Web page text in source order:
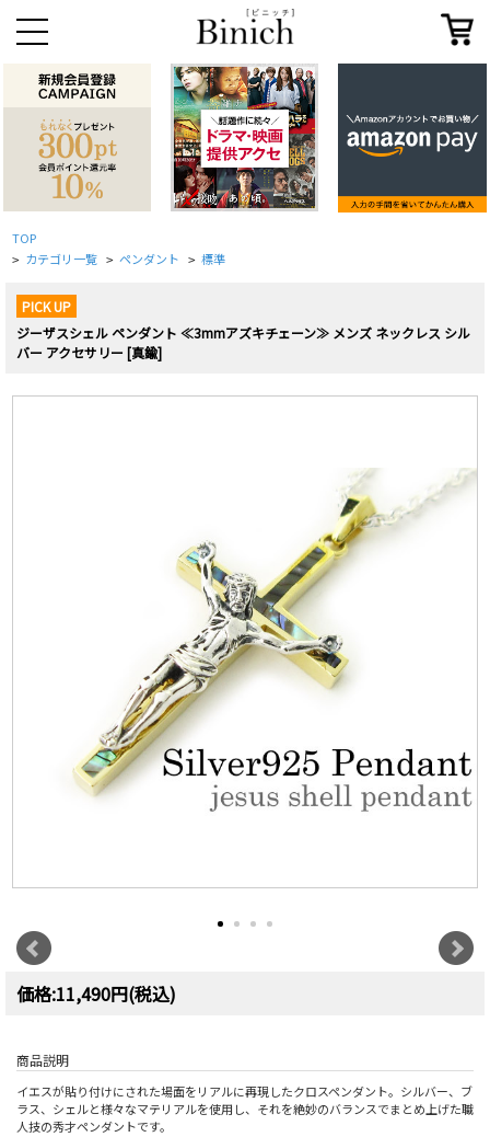
TOP
> カテゴリ一覧 > ペンダント > 標準
PICK UP
ジーザスシェル ペンダント ≪3mmアズキチェーン≫ メンズ ネックレス シル
バー アクセサリー [真鍮]
価格:11,490円(税込)
商品説明
イエスが貼り付けにされた場面をリアルに再現したクロスペンダント。シルバー、ブ
ラス、シェルと様々なマテリアルを使用し、それを絶妙のバランスでまとめ上げた職
人技の秀才ペンダントです。